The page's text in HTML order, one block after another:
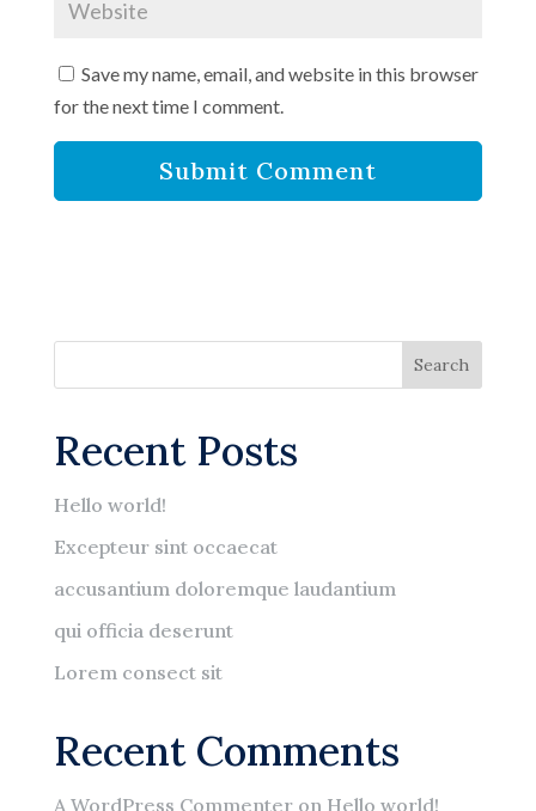
Save my name, email, and website in this browser
for the next time I comment.
Search
Recent Posts
Hello world!
Excepteur sint occaecat
accusantium doloremque laudantium
qui officia deserunt
Lorem consect sit
Recent Comments
A WordPress Commenteron Hello world!